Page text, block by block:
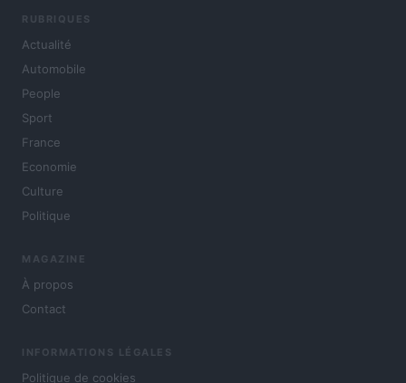
RUBRIQUES
Actualité
Automobile
People
Sport
France
Economie
Culture
Politique
MAGAZINE
À propos
Contact
INFORMATIONS LÉGALES
Politique de cookies